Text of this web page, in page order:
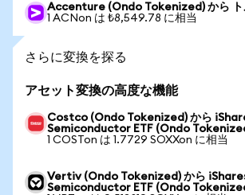
Accenture (Ondo Tokenized) から ト
1 ACNon は ₺8,549.78 に相当
さらに変換を探る
アセット変換の高度な機能
Costco (Ondo Tokenized) から
Semiconductor ETF (Ondo
1 COSTon は 1.7729 SOXXon に相当
Vertiv (Ondo Tokenized) から
Semiconductor ETF (Ondo